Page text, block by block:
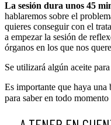
La sesión dura unos 45
hablaremos sobre el
quieres conseguir con el
a empezar la sesión de
órganos en los que nos
Se utilizará algún aceite
Es importante que haya
para saber en todo